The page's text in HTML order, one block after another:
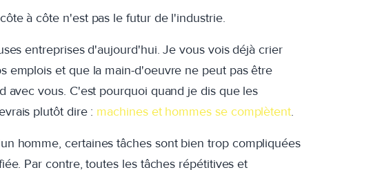
à côte n'est pas le futur de l'industrie.
entreprises d'aujourd'hui. Je vous vois déjà crier
emplois et que la main-d'oeuvre ne peut pas être
avec vous. C'est pourquoi quand je dis que les
plutôt dire : machines et hommes se complètent.
homme, certaines tâches sont bien trop compliquées
Par contre, toutes les tâches répétitives et